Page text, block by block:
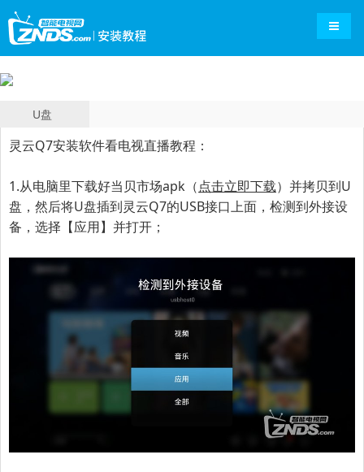
导航
U盘
灵云Q7安装软件看电视直播教程：
1.从电脑里下载好当贝市场apk（点击立即下载）并拷贝到U
盘，然后将U盘插到灵云Q7的USB接口上面，检测到外接设
备，选择【应用】并打开；